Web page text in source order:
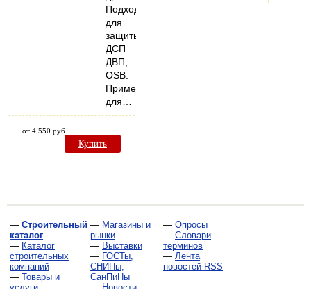
Подходит
для
защиты
ДСП
ДВП,
OSB.
Применяется
для…
от 4 550 руб
Купить
— Строительный
каталог
— Каталог
строительных
компаний
— Товары и
услуги
— Магазины и
рынки
— Выставки
— ГОСТы,
СНИПы,
СанПиНы
— Новости
— Опросы
— Словари
терминов
— Лента
новостей RSS